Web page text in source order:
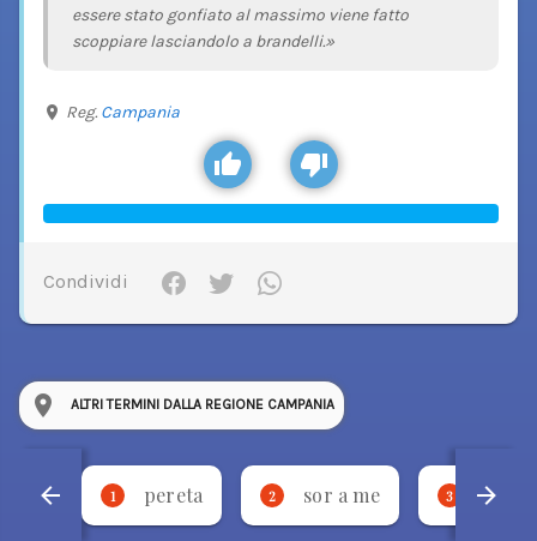
essere stato gonfiato al massimo viene fatto
scoppiare lasciandolo a brandelli.»
Reg. Campania
Condividi
ALTRI TERMINI DALLA REGIONE CAMPANIA
1 pereta 2 sor a me 3